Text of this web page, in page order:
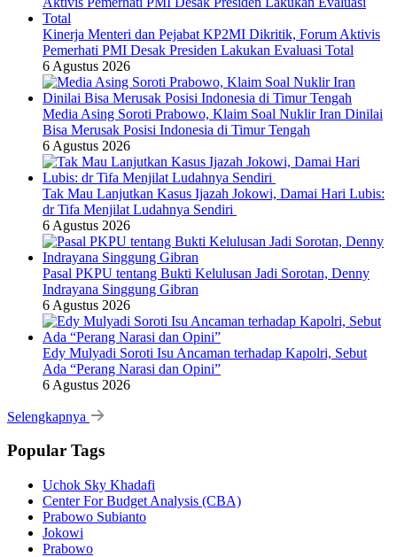
Kinerja Menteri dan Pejabat KP2MI Dikritik, Forum Aktivis
Pemerhati PMI Desak Presiden Lakukan Evaluasi Total
6 Agustus 2026
Media Asing Soroti Prabowo, Klaim Soal Nuklir Iran Dinilai
Bisa Merusak Posisi Indonesia di Timur Tengah
6 Agustus 2026
Tak Mau Lanjutkan Kasus Ijazah Jokowi, Damai Hari Lubis:
dr Tifa Menjilat Ludahnya Sendiri
6 Agustus 2026
Pasal PKPU tentang Bukti Kelulusan Jadi Sorotan, Denny
Indrayana Singgung Gibran
6 Agustus 2026
Edy Mulyadi Soroti Isu Ancaman terhadap Kapolri, Sebut
Ada “Perang Narasi dan Opini”
6 Agustus 2026
Selengkapnya
Popular Tags
Uchok Sky Khadafi
Center For Budget Analysis (CBA)
Prabowo Subianto
Jokowi
Prabowo